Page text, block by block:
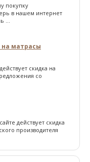
покупку
в нашем интернет
...
матрасы
скидка на
со
действует скидка
производителя